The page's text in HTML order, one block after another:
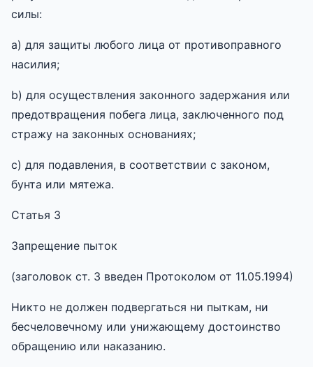
силы:
a) для защиты любого лица от противоправного
насилия;
b) для осуществления законного задержания или
предотвращения побега лица, заключенного под
стражу на законных основаниях;
c) для подавления, в соответствии с законом,
бунта или мятежа.
Статья 3
Запрещение пыток
(заголовок ст. 3 введен Протоколом от 11.05.1994)
Никто не должен подвергаться ни пыткам, ни
бесчеловечному или унижающему достоинство
обращению или наказанию.